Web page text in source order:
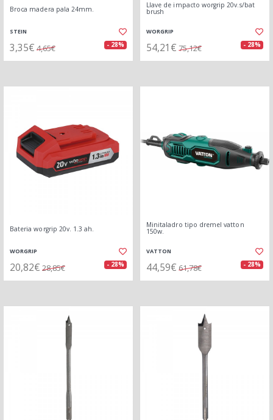
Broca madera pala 24mm.
STEIN
3,35€ 4,65€ - 28%
Llave de impacto worgrip 20v.s/bat
brush
WORGRIP
54,21€ 75,12€ - 28%
Bateria worgrip 20v. 1.3 ah.
WORGRIP
20,82€ 28,85€ - 28%
Minitaladro tipo dremel vatton
150w.
VATTON
44,59€ 61,78€ - 28%